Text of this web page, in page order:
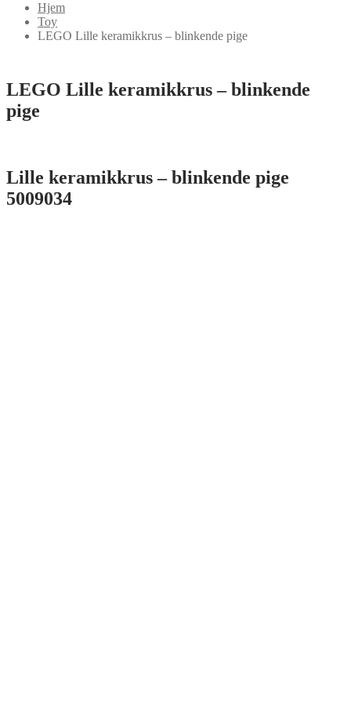
Hjem
Toy
LEGO Lille keramikkrus – blinkende pige
LEGO Lille keramikkrus – blinkende
pige
Lille keramikkrus – blinkende pige
5009034